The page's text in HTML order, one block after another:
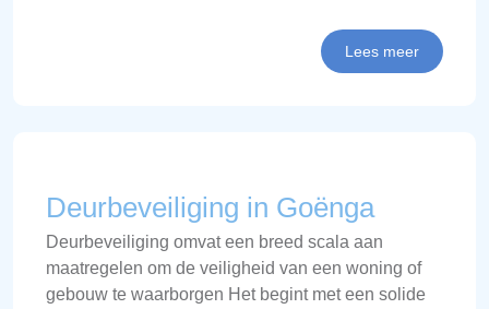
Lees meer
Deurbeveiliging in Goënga
Deurbeveiliging omvat een breed scala aan
maatregelen om de veiligheid van een woning of
gebouw te waarborgen Het begint met een solide